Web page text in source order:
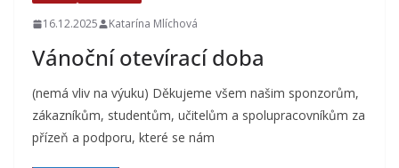
16.12.2025 Katarína Mlíchová
Vánoční otevírací doba
(nemá vliv na výuku) Děkujeme všem našim sponzorům,
zákazníkům, studentům, učitelům a spolupracovníkům za
přízeň a podporu, které se nám